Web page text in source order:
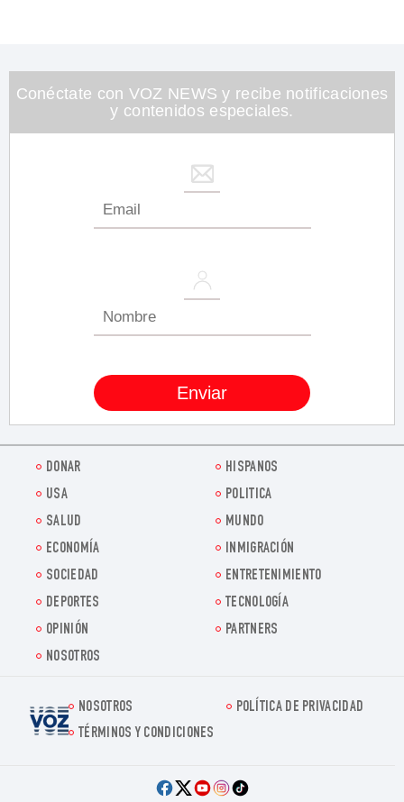
Conéctate con VOZ NEWS y recibe notificaciones
y contenidos especiales.
DONAR
HISPANOS
USA
POLITICA
SALUD
MUNDO
ECONOMÍA
INMIGRACIÓN
SOCIEDAD
ENTRETENIMIENTO
DEPORTES
TECNOLOGÍA
OPINIÓN
PARTNERS
NOSOTROS
Voz.us
NOSOTROS
POLÍTICA DE PRIVACIDAD
TÉRMINOS Y CONDICIONES